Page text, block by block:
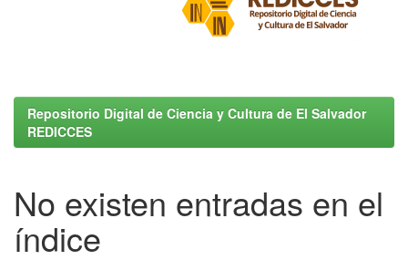
Repositorio Digital de Ciencia y Cultura de El Salvador
REDICCES
No existen entradas en el
índice